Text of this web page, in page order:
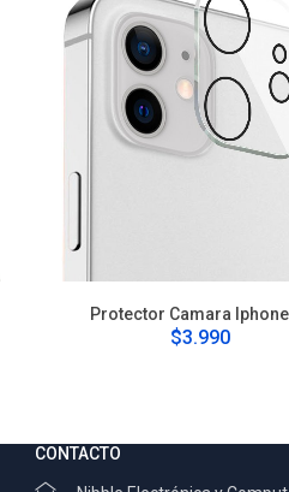
Protector Camara
$3.990
CONTACTO